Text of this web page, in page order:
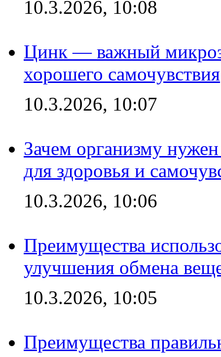
10.3.2026, 10:08
Цинк — важный
хорошего самочувствия
10.3.2026, 10:07
Зачем организму
для здоровья и
10.3.2026, 10:06
Преимущества
улучшения обмена
10.3.2026, 10:05
Преимущества